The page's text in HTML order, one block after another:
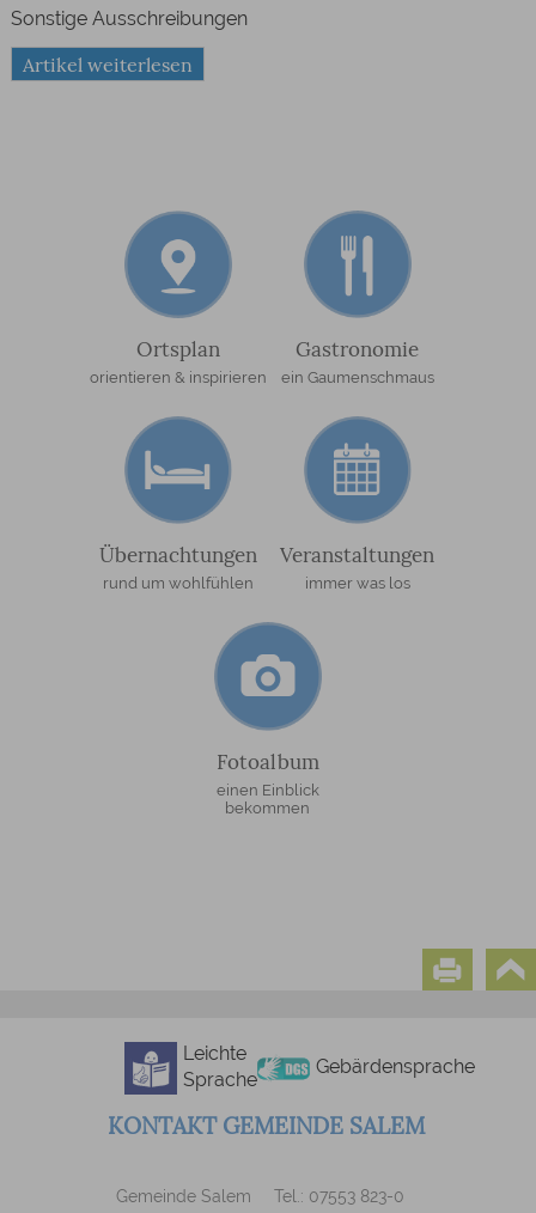
Sonstige Ausschreibungen
Artikel weiterlesen
Ortsplan
orientieren & inspirieren
Gastronomie
ein Gaumenschmaus
Übernachtungen
rund um wohlfühlen
Veranstaltungen
immer was los
Fotoalbum
einen Einblick
bekommen
Leichte
Sprache
Gebärdensprache
KONTAKT GEMEINDE SALEM
Gemeinde Salem
Tel.: 07553 823-0